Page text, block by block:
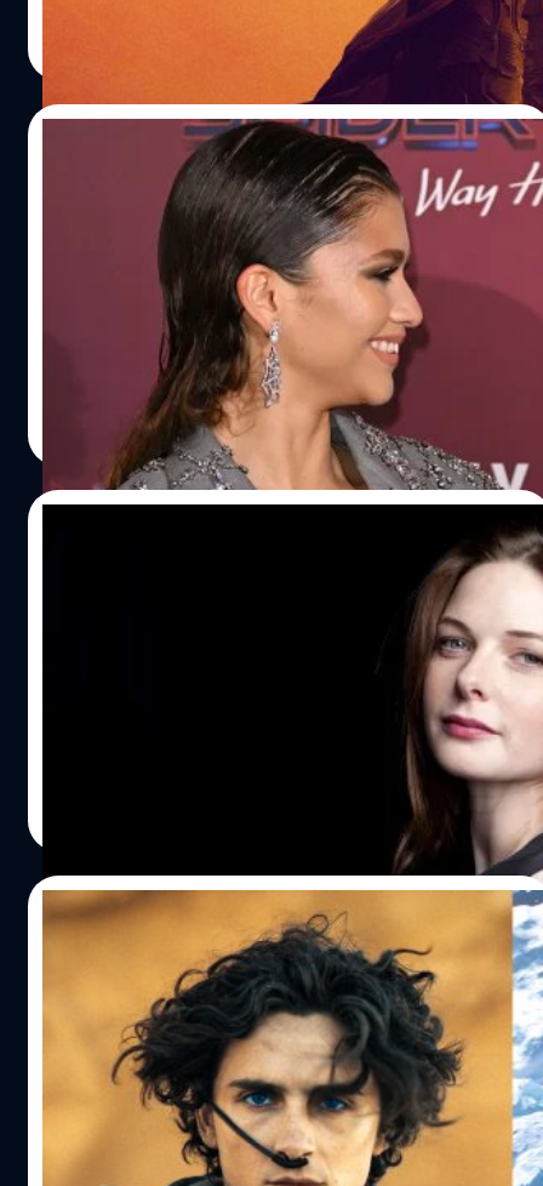
Zendaya เคยรอดจากการถูกตำรวจจราจร
ออกใบสั่ง เพราะจำได้ว่า Tom Holland คือ
เซนเดยา (Zendaya) เล่าเรื่องขำ เธอเคยรอดจากการถูก
ตำรวจออกใบสั่ง เพราะจำได้ว่า ทอม ฮอลแลนด์ (Tom
Holland) คือ Spider-Man
ประภาส อยู่เย็น| 838 days ago
Read More
ก็แล้วใคร ? Rebecca Ferguson เล่า ‘นัก
แสดงแถวหน้าจอมงี่เง่า’ ร้อนตัวโทรหาเธอ
หลังจากแฉพฤติกรรมสุดยี้ในกองถ่าย
ก็แล้วใคร ? รีเบ็กกา เฟอร์กูสัน (Rebecca Ferguson) เล่า 'นัก
แสดงแถวหน้าจอมงี่เง่า' ร้อนตัวโทรหาเธอ หลังจากแฉ
15/04/2024
‘Dune: Part Two’ และ ‘Godzilla x Kong:
The New Empire’ ส่งให้ Warner Bros. ทำ
เงินในต่างประเทศถึง 1,000 ล้านเหรียญ
'Godzilla x Kong: The New Empire' และ 'Dune: Part Two'
ส่งให้ Warner Bros. เป็นสตูโอแรกในปี 2024 ที่ทำรายได้ใต่าง
ประเทศ ถึง 1,000 ล้านเหรียญ
ปรีดี ฤกษ์วลีกุล | 845 days ago